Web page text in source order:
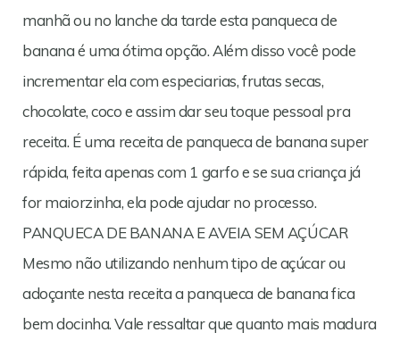
manhã ou no lanche da tarde esta panqueca de
banana é uma ótima opção. Além disso você pode
incrementar ela com especiarias, frutas secas,
chocolate, coco e assim dar seu toque pessoal pra
receita. É uma receita de panqueca de banana super
rápida, feita apenas com 1 garfo e se sua criança já
for maiorzinha, ela pode ajudar no processo.
PANQUECA DE BANANA E AVEIA SEM AÇÚCAR
Mesmo não utilizando nenhum tipo de açúcar ou
adoçante nesta receita a panqueca de banana fica
bem docinha. Vale ressaltar que quanto mais madura